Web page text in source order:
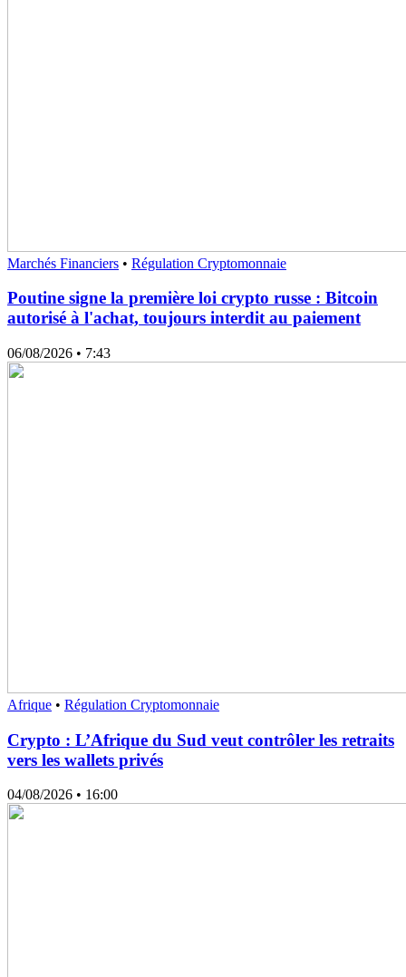
Marchés Financiers • Régulation Cryptomonnaie
Poutine signe la première loi crypto russe : Bitcoin
autorisé à l'achat, toujours interdit au paiement
06/08/2026 • 7:43
Afrique • Régulation Cryptomonnaie
Crypto : L’Afrique du Sud veut contrôler les retraits
vers les wallets privés
04/08/2026 • 16:00